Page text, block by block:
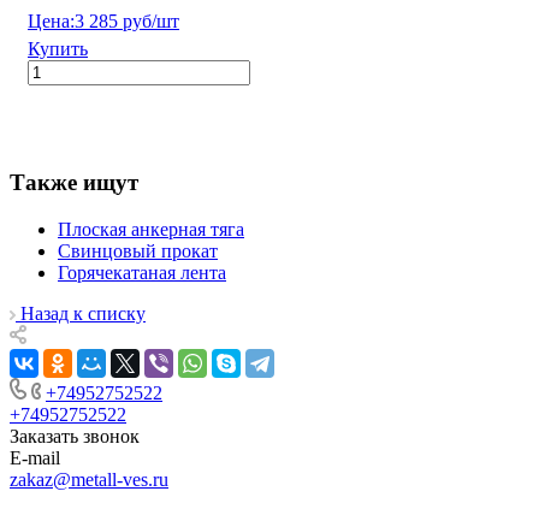
Цена:3 285 руб/шт
Купить
Также ищут
Плоская анкерная тяга
Свинцовый прокат
Горячекатаная лента
Назад к списку
+74952752522
+74952752522
Заказать звонок
E-mail
zakaz@metall-ves.ru